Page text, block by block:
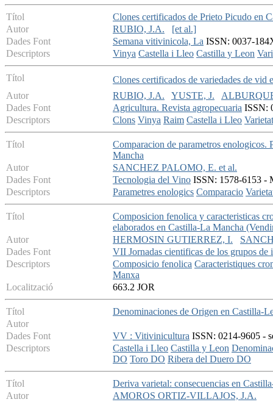
Títol
Clones certificados de Prieto Picudo en
Autor
RUBIO, J.A.
[et al.]
Dades Font
Semana vitivinicola, La ISSN: 0037-
Descriptors
Vinya Castella i Lleo Castilla y Leon
Títol
Clones certificados de variedades de vid
Autor
RUBIO, J.A. YUSTE, J.
Dades Font
Agricultura. Revista agropecuaria ISSN:
Descriptors
Clons Vinya Raim Castella i Lleo
Títol
Comparacion de parametros enologicos.
Mancha
Autor
SANCHEZ PALOMO, E. et al.
Dades Font
Tecnologia del Vino ISSN: 1578-6153 -
Descriptors
Parametres enologics Comparacio
Títol
Composicion fenolica y caracteristicas
elaborados en Castilla-La Mancha
Autor
HERMOSIN GUTIERREZ, I.
Dades Font
VII Jornadas cientificas de los grupos de
Descriptors
Composicio fenolica Caracteristiques
Manxa
Localització
663.2 JOR
Títol
Denominaciones de Origen en Castilla-
Autor
Dades Font
VV : Vitivinicultura ISSN: 0214-9605 -
Descriptors
Castella i Lleo Castilla y Leon
DO Toro DO Ribera del Duero DO
Títol
Deriva varietal: consecuencias en
Autor
AMOROS ORTIZ-VILLAJOS, J.A.